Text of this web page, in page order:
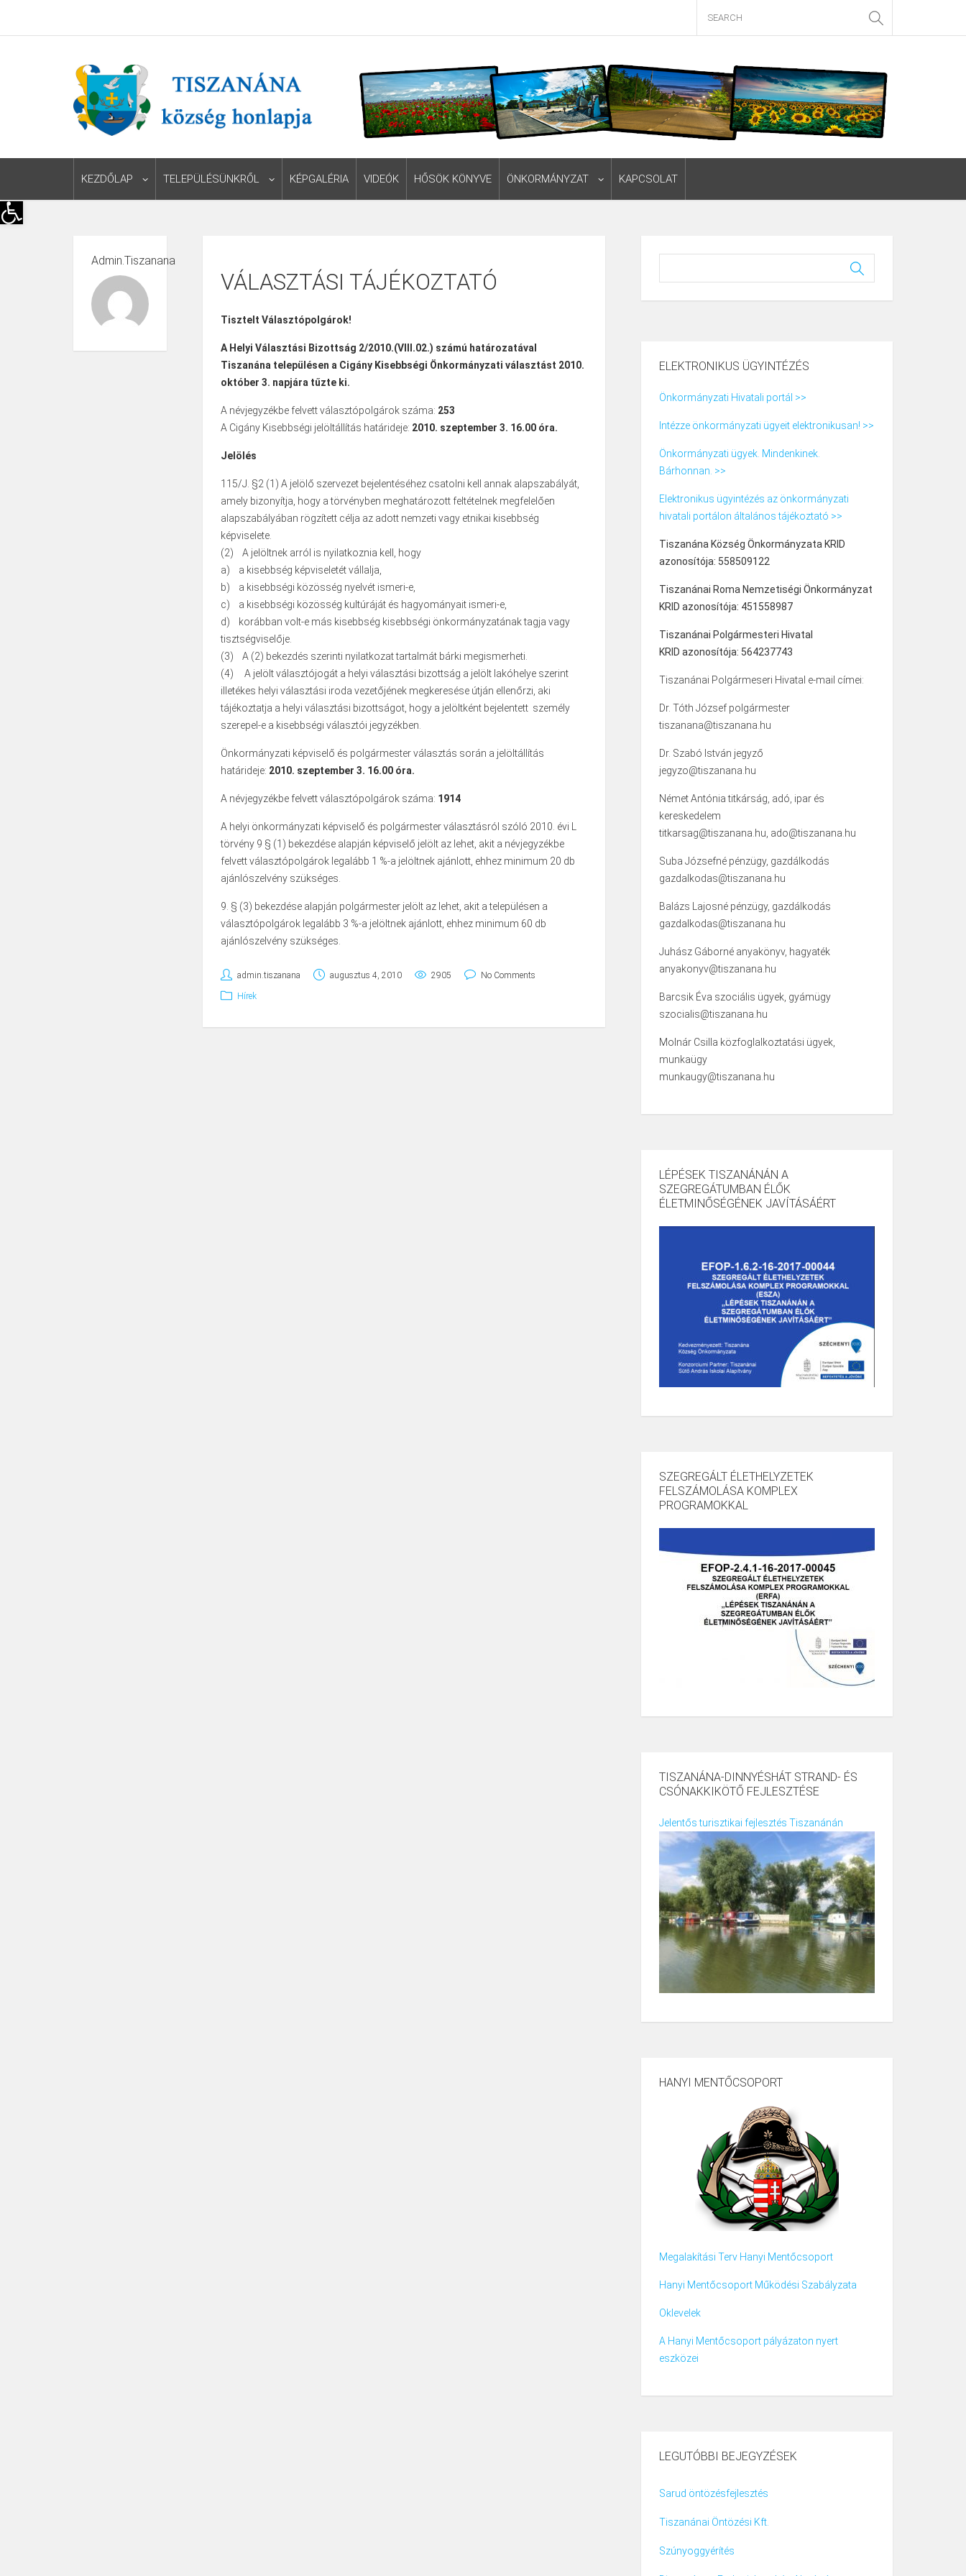
Eszköztár megnyitása
KEZDŐLAP TELEPÜLÉSÜNKRŐL KÉPGALÉRIA VIDEÓK HŐSÖK KÖNYVE ÖNKORMÁNYZAT KAPCSOLAT
Admin.tiszanana
VÁLASZTÁSI TÁJÉKOZTATÓ
Tisztelt Választópolgárok!
A Helyi Választási Bizottság 2/2010.(VIII.02.) számú határozatával
Tiszanána településen a Cigány Kisebbségi Önkormányzati választást 2010.
október 3. napjára tűzte ki.
A névjegyzékbe felvett választópolgárok száma: 253
A Cigány Kisebbségi jelöltállítás határideje: 2010. szeptember 3. 16.00 óra.
Jelölés
115/J. §2 (1) A jelölő szervezet bejelentéséhez csatolni kell annak alapszabályát,
amely bizonyítja, hogy a törvényben meghatározott feltételnek megfelelően
alapszabályában rögzített célja az adott nemzeti vagy etnikai kisebbség
képviselete.
(2) A jelöltnek arról is nyilatkoznia kell, hogy
a) a kisebbség képviseletét vállalja,
b) a kisebbségi közösség nyelvét ismeri-e,
c) a kisebbségi közösség kultúráját és hagyományait ismeri-e,
d) korábban volt-e más kisebbség kisebbségi önkormányzatának tagja vagy
tisztségviselője.
(3) A (2) bekezdés szerinti nyilatkozat tartalmát bárki megismerheti.
(4) A jelölt választójogát a helyi választási bizottság a jelölt lakóhelye szerint
illetékes helyi választási iroda vezetőjének megkeresése útján ellenőrzi, aki
tájékoztatja a helyi választási bizottságot, hogy a jelöltként bejelentett személy
szerepel-e a kisebbségi választói jegyzékben.
Önkormányzati képviselő és polgármester választás során a jelöltállítás
határideje: 2010. szeptember 3. 16.00 óra.
A névjegyzékbe felvett választópolgárok száma: 1914
A helyi önkormányzati képviselő és polgármester választásról szóló 2010. évi L
törvény 9 § (1) bekezdése alapján képviselő jelölt az lehet, akit a névjegyzékbe
felvett választópolgárok legalább 1 %-a jelöltnek ajánlott, ehhez minimum 20 db
ajánlószelvény szükséges.
9. § (3) bekezdése alapján polgármester jelölt az lehet, akit a településen a
választópolgárok legalább 3 %-a jelöltnek ajánlott, ehhez minimum 60 db
ajánlószelvény szükséges.
admin.tiszanana augusztus 4, 2010 2905 No Comments
Hírek
ELEKTRONIKUS ÜGYINTÉZÉS
Önkormányzati Hivatali portál >>
Intézze önkormányzati ügyeit elektronikusan! >>
Önkormányzati ügyek. Mindenkinek.
Bárhonnan. >>
Elektronikus ügyintézés az önkormányzati
hivatali portálon általános tájékoztató >>
Tiszanána Község Önkormányzata KRID
azonosítója: 558509122
Tiszanánai Roma Nemzetiségi Önkormányzat
KRID azonosítója: 451558987
Tiszanánai Polgármesteri Hivatal
KRID azonosítója: 564237743
Tiszanánai Polgármeseri Hivatal e-mail címei:
Dr. Tóth József polgármester
tiszanana@tiszanana.hu
Dr. Szabó István jegyző
jegyzo@tiszanana.hu
Német Antónia titkárság, adó, ipar és
kereskedelem
titkarsag@tiszanana.hu, ado@tiszanana.hu
Suba Józsefné pénzügy, gazdálkodás
gazdalkodas@tiszanana.hu
Balázs Lajosné pénzügy, gazdálkodás
gazdalkodas@tiszanana.hu
Juhász Gáborné anyakönyv, hagyaték
anyakonyv@tiszanana.hu
Barcsik Éva szociális ügyek, gyámügy
szocialis@tiszanana.hu
Molnár Csilla közfoglalkoztatási ügyek,
munkaügy
munkaugy@tiszanana.hu
LÉPÉSEK TISZANÁNÁN A
SZEGREGÁTUMBAN ÉLŐK
ÉLETMINŐSÉGÉNEK JAVÍTÁSÁÉRT
SZEGREGÁLT ÉLETHELYZETEK
FELSZÁMOLÁSA KOMPLEX
PROGRAMOKKAL
TISZANÁNA-DINNYÉSHÁT STRAND- ÉS
CSÓNAKKIKÖTŐ FEJLESZTÉSE
Jelentős turisztikai fejlesztés Tiszanánán
HANYI MENTŐCSOPORT
Megalakítási Terv Hanyi Mentőcsoport
Hanyi Mentőcsoport Működési Szabályzata
Oklevelek
A Hanyi Mentőcsoport pályázaton nyert
eszközei
LEGUTÓBBI BEJEGYZÉSEK
Sarud öntözésfejlesztés
Tiszanánai Öntözési Kft.
Szúnyoggyérítés